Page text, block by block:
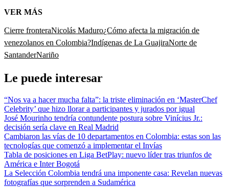
VER MÁS
Cierre fronteraNicolás Maduro¿Cómo afecta la migración de
venezolanos en Colombia?Indígenas de La GuajiraNorte de
SantanderNariño
Le puede interesar
“Nos va a hacer mucha falta”: la triste eliminación en ‘MasterChef
Celebrity’ que hizo llorar a participantes y jurados por igual
José Mourinho tendría contundente postura sobre Vinícius Jr.:
decisión sería clave en Real Madrid
Cambiaron las vías de 10 departamentos en Colombia: estas son las
tecnologías que comenzó a implementar el Invías
Tabla de posiciones en Liga BetPlay: nuevo líder tras triunfos de
América e Inter Bogotá
La Selección Colombia tendrá una imponente casa: Revelan nuevas
fotografías que sorprenden a Sudamérica